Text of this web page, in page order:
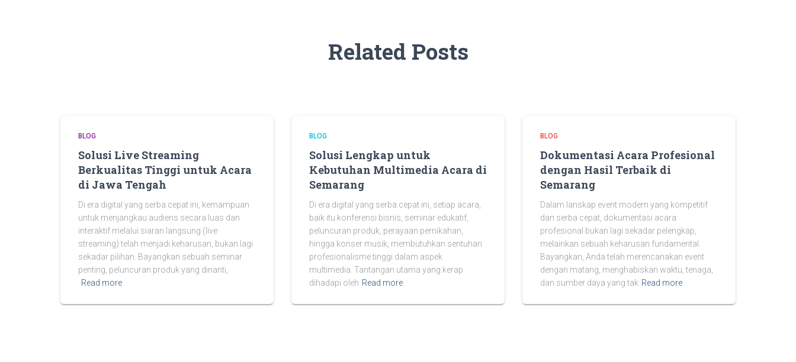
Related Posts
BLOG
Solusi Live Streaming
Berkualitas Tinggi untuk Acara
di Jawa Tengah
Di era digital yang serba cepat ini, kemampuan
untuk menjangkau audiens secara luas dan
interaktif melalui siaran langsung (live
streaming) telah menjadi keharusan, bukan lagi
sekadar pilihan. Bayangkan sebuah seminar
penting, peluncuran produk yang dinanti,
Read more
BLOG
Solusi Lengkap untuk
Kebutuhan Multimedia Acara di
Semarang
Di era digital yang serba cepat ini, setiap acara,
baik itu konferensi bisnis, seminar edukatif,
peluncuran produk, perayaan pernikahan,
hingga konser musik, membutuhkan sentuhan
profesionalisme tinggi dalam aspek
multimedia. Tantangan utama yang kerap
dihadapi oleh Read more
BLOG
Dokumentasi Acara Profesional
dengan Hasil Terbaik di
Semarang
Dalam lanskap event modern yang kompetitif
dan serba cepat, dokumentasi acara
profesional bukan lagi sekadar pelengkap,
melainkan sebuah keharusan fundamental.
Bayangkan, Anda telah merencanakan event
dengan matang, menghabiskan waktu, tenaga,
dan sumber daya yang tak Read more